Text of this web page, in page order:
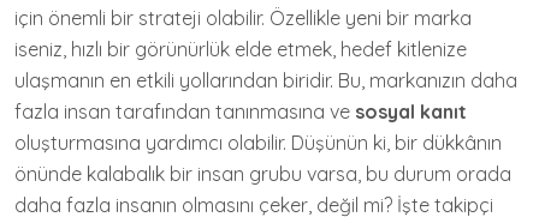
için önemli bir strateji olabilir. Özellikle yeni bir marka
iseniz, hızlı bir görünürlük elde etmek, hedef kitlenize
ulaşmanın en etkili yollarından biridir. Bu, markanızın daha
fazla insan tarafından tanınmasına ve sosyal kanıt
oluşturmasına yardımcı olabilir. Düşünün ki, bir dükkânın
önünde kalabalık bir insan grubu varsa, bu durum orada
daha fazla insanın olmasını çeker, değil mi? İşte takipçi